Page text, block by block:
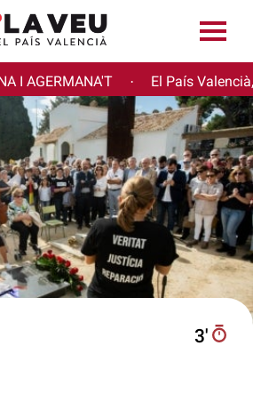
I AGERMANA'T · El País
3′